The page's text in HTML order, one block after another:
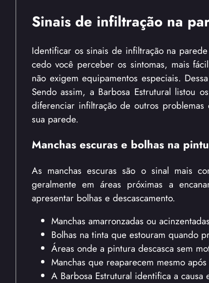
Sinais de infiltração na
Identificar os sinais de infiltração na
cedo você perceber os sintomas, mais
não exigem equipamentos especiais.
Sendo assim, a Barbosa Estrutural listou
diferenciar infiltração de outros problemas
sua parede.
Manchas escuras e bolhas na
As manchas escuras são o sinal mais
geralmente em áreas próximas a
apresentar bolhas e descascamento.
Manchas amarronzadas ou
Bolhas na tinta que estouram quando
Áreas onde a pintura descasca sem
Manchas que reaparecem mesmo
A Barbosa Estrutural identifica a causa